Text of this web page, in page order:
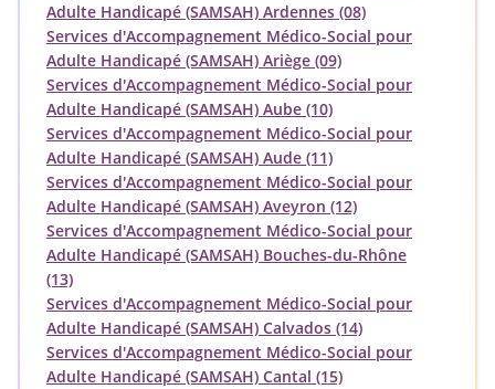
Adulte Handicapé (SAMSAH) Ardennes (08)
Services d'Accompagnement Médico-Social pour
Adulte Handicapé (SAMSAH) Ariège (09)
Services d'Accompagnement Médico-Social pour
Adulte Handicapé (SAMSAH) Aube (10)
Services d'Accompagnement Médico-Social pour
Adulte Handicapé (SAMSAH) Aude (11)
Services d'Accompagnement Médico-Social pour
Adulte Handicapé (SAMSAH) Aveyron (12)
Services d'Accompagnement Médico-Social pour
Adulte Handicapé (SAMSAH) Bouches-du-Rhône
(13)
Services d'Accompagnement Médico-Social pour
Adulte Handicapé (SAMSAH) Calvados (14)
Services d'Accompagnement Médico-Social pour
Adulte Handicapé (SAMSAH) Cantal (15)